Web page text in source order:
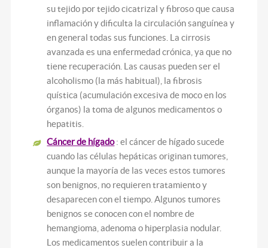
su tejido por tejido cicatrizal y fibroso que causa
inflamación y dificulta la circulación sanguínea y
en general todas sus funciones. La cirrosis
avanzada es una enfermedad crónica, ya que no
tiene recuperación. Las causas pueden ser el
alcoholismo (la más habitual), la fibrosis
quística (acumulación excesiva de moco en los
órganos) la toma de algunos medicamentos o
hepatitis.
Cáncer de hígado: el cáncer de hígado sucede
cuando las células hepáticas originan tumores,
aunque la mayoría de las veces estos tumores
son benignos, no requieren tratamiento y
desaparecen con el tiempo. Algunos tumores
benignos se conocen con el nombre de
hemangioma, adenoma o hiperplasia nodular.
Los medicamentos suelen contribuir a la